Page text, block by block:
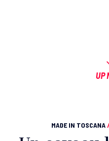
UP
MADE IN TOSCANA